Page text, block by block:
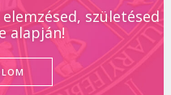
születésed
alapján!